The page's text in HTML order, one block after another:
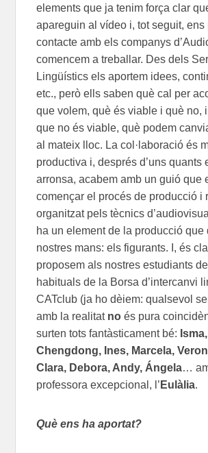
elements que ja tenim força clar
apareguin al vídeo i, tot seguit, ens
contacte amb els companys
comencem a treballar. Des dels
Lingüístics els aportem idees,
etc., però ells saben què cal per
que volem, què és viable i què no, i
que no és viable, què podem
al mateix lloc. La col·laboració és
productiva i, després d’uns quants
arronsa, acabem amb un guió que
començar el procés de producció i
organitzat pels tècnics
ha un element de la producció que
nostres mans: els figurants. I, és
proposem als nostres estudiants
habituals de la Borsa d’intercanvi
CATclub (ja ho dèiem: qualsevol
amb la realitat no és pura
surten tots fantàsticament bé:
Chengdong, Ines, Marcela,
Clara, Debora, Andy, Ángela…
professora excepcional, l’ Eulàlia.
Què ens ha aportat?